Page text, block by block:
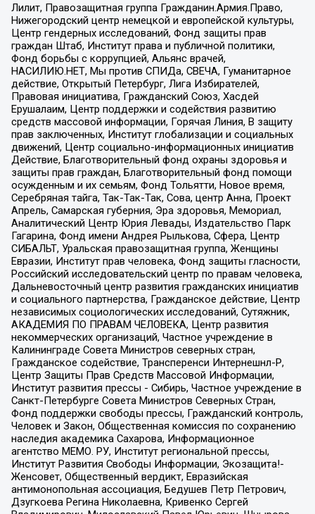
Лилит, Правозащитная группа Гражданин.Армия.Право,
Нижегородский центр немецкой и европейской культуры,
Центр гендерных исследований, Фонд защиты прав
граждан Штаб, Институт права и публичной политики,
Фонд борьбы с коррупцией, Альянс врачей,
НАСИЛИЮ.НЕТ, Мы против СПИДа, СВЕЧА, Гуманитарное
действие, Открытый Петербург, Лига Избирателей,
Правовая инициатива, Гражданский Союз, Хасдей
Ерушалаим, Центр поддержки и содействия развитию
средств массовой информации, Горячая Линия, В защиту
прав заключенных, Институт глобализации и социальных
движений, Центр социально-информационных инициатив
Действие, Благотворительный фонд охраны здоровья и
защиты прав граждан, Благотворительный фонд помощи
осужденным и их семьям, Фонд Тольятти, Новое время,
Серебряная тайга, Так-Так-Так, Сова, центр Анна, Проект
Апрель, Самарская губерния, Эра здоровья, Мемориал,
Аналитический Центр Юрия Левады, Издательство Парк
Гагарина, Фонд имени Андрея Рылькова, Сфера, Центр
СИБАЛЬТ, Уральская правозащитная группа, Женщины
Евразии, Институт прав человека, Фонд защиты гласности,
Российский исследовательский центр по правам человека,
Дальневосточный центр развития гражданских инициатив
и социального партнерства, Гражданское действие, Центр
независимых социологических исследований, Сутяжник,
АКАДЕМИЯ ПО ПРАВАМ ЧЕЛОВЕКА, Центр развития
некоммерческих организаций, Частное учреждение в
Калининграде Совета Министров северных стран,
Гражданское содействие, Трансперенси Интернешнл-Р,
Центр Защиты Прав Средств Массовой Информации,
Институт развития прессы - Сибирь, Частное учреждение в
Санкт-Петербурге Совета Министров Северных Стран,
Фонд поддержки свободы прессы, Гражданский контроль,
Человек и Закон, Общественная комиссия по сохранению
наследия академика Сахарова, Информационное
агентство МЕМО. РУ, Институт региональной прессы,
Институт Развития Свободы Информации, Экозащита!-
Женсовет, Общественный вердикт, Евразийская
антимонопольная ассоциация, Бедушев Петр Петрович,
Дзугкоева Регина Николаевна, Кривенко Сергей